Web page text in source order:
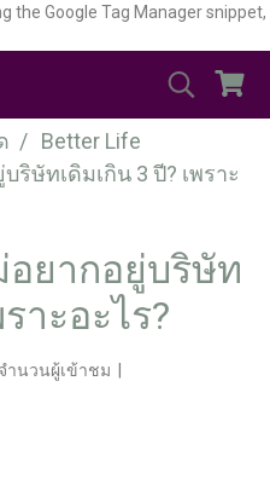
the Google Tag Manager snippet,
Better Life
ษัทเดิมเกิน 3 ปี? เพราะ
ยากอยู่บริษัท
าะอะไร?
ำนวนผู้เข้าชม